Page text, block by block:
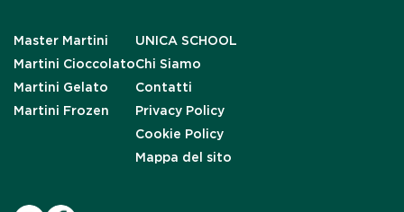
Master Martini
Martini Cioccolato
Martini Gelato
Martini Frozen
UNICA SCHOOL
Chi Siamo
Contatti
Privacy Policy
Cookie Policy
Mappa del sito